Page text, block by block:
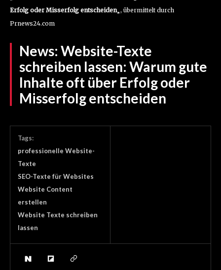
Erfolg oder Misserfolg entscheiden „, übermittelt durch
Prnews24.com
News: Website-Texte
schreiben lassen: Warum gute
Inhalte oft über Erfolg oder
Misserfolg entscheiden
Tags:
professionelle Website-
Texte
SEO-Texte für Websites
Website Content
erstellen
Website Texte schreiben
lassen